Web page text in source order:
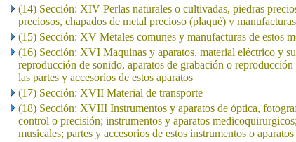
(14) Sección: XIV Perlas naturales o cultivadas, piedras
preciosos, chapados de metal precioso (plaqué) y
(15) Sección: XV Metales comunes y manufacturas de estos
(16) Sección: XVI Maquinas y aparatos, material eléctrico y
reproducción de sonido, aparatos de grabación o
las partes y accesorios de estos aparatos
(17) Sección: XVII Material de transporte
(18) Sección: XVIII Instrumentos y aparatos de óptica,
control o precisión; instrumentos y aparatos
musicales; partes y accesorios de estos instrumentos o aparatos